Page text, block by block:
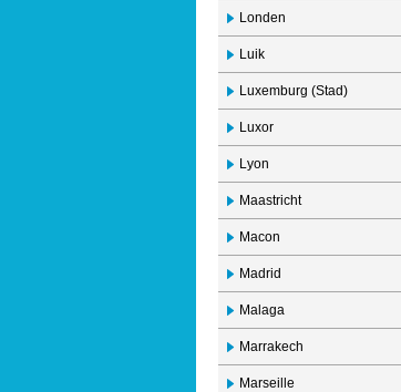
Londen
Luik
Luxemburg (Stad)
Luxor
Lyon
Maastricht
Macon
Madrid
Malaga
Marrakech
Marseille